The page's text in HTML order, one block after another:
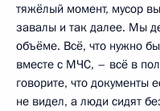
тяжёлый момент, мусор
завалы и так далее. Мы
объёме. Всё, что нужно
вместе с МЧС, – всё в
говорите, что документы
не видел, а люди сидят